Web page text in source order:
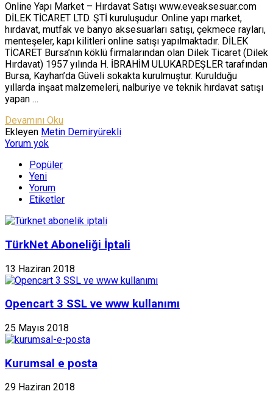
Online Yapı Market – Hırdavat Satışı www.eveaksesuar.com
DİLEK TİCARET LTD. ŞTİ kuruluşudur. Online yapı market,
hırdavat, mutfak ve banyo aksesuarları satışı, çekmece rayları,
menteşeler, kapı kilitleri online satışı yapılmaktadır. DİLEK
TİCARET Bursa’nın köklü firmalarından olan Dilek Ticaret (Dilek
Hırdavat) 1957 yılında H. İBRAHİM ULUKARDEŞLER tarafından
Bursa, Kayhan’da Güveli sokakta kurulmuştur. Kurulduğu
yıllarda inşaat malzemeleri, nalburiye ve teknik hırdavat satışı
yapan …
Devamını Oku
Ekleyen Metin Demiryürekli
Yorum yok
Popüler
Yeni
Yorum
Etiketler
TürkNet Aboneliği İptali
13 Haziran 2018
Opencart 3 SSL ve www kullanımı
25 Mayıs 2018
Kurumsal e posta
29 Haziran 2018